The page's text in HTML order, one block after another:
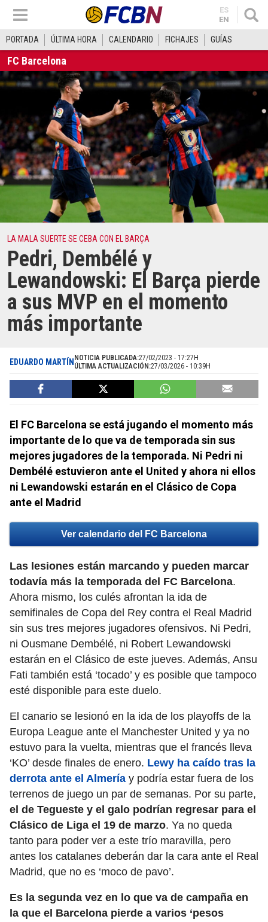
ES
EN
PORTADA ÚLTIMA HORA CALENDARIO FICHAJES GUÍAS
FC Barcelona
LA MALA SUERTE SE CEBA CON EL BARÇA
Pedri, Dembélé y
Lewandowski: El Barça pierde
a sus MVP en el momento
más importante
EDUARDO MARTÍN NOTICIA PUBLICADA:27/02/2023 - 17:27H
ÚLTIMA ACTUALIZACIÓN:27/03/2026 - 10:39H
El FC Barcelona se está jugando el momento más
importante de lo que va de temporada sin sus
mejores jugadores de la temporada. Ni Pedri ni
Dembélé estuvieron ante el United y ahora ni ellos
ni Lewandowski estarán en el Clásico de Copa
ante el Madrid
Ver calendario del FC Barcelona
Las lesiones están marcando y pueden marcar
todavía más la temporada del FC Barcelona.
Ahora mismo, los culés afrontan la ida de
semifinales de Copa del Rey contra el Real Madrid
sin sus tres mejores jugadores ofensivos. Ni Pedri,
ni Ousmane Dembélé, ni Robert Lewandowski
estarán en el Clásico de este jueves. Además, Ansu
Fati también está ‘tocado’ y es posible que tampoco
esté disponible para este duelo.
El canario se lesionó en la ida de los playoffs de la
Europa League ante el Manchester United y ya no
estuvo para la vuelta, mientras que el francés lleva
‘KO’ desde finales de enero. Lewy ha caído tras la
derrota ante el Almería y podría estar fuera de los
terrenos de juego un par de semanas. Por su parte,
el de Tegueste y el galo podrían regresar para el
Clásico de Liga el 19 de marzo. Ya no queda
tanto para poder ver a este trío maravilla, pero
antes los catalanes deberán dar la cara ante el Real
Madrid, que no es ‘moco de pavo’.
Es la segunda vez en lo que va de campaña en
la que el Barcelona pierde a varios ‘pesos